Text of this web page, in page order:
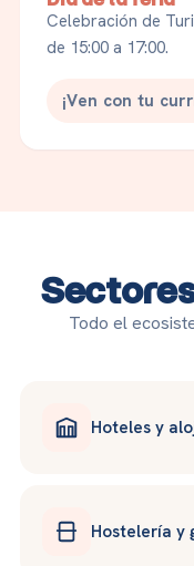
Celebración de
de 15:00 a 17:00.
¡Ven con tu
Todo el
Hoteles y
Hostelería y